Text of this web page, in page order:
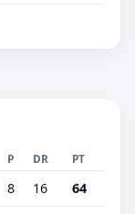
P DR PT
8 16 64